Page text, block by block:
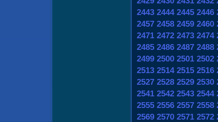
2443 2444 2445 2446
2457 2458 2459 2460
2471 2472 2473 2474
2485 2486 2487 2488
2499 2500 2501 2502
2513 2514 2515 2516
2527 2528 2529 2530
2541 2542 2543 2544
2555 2556 2557 2558
2569 2570 2571 2572